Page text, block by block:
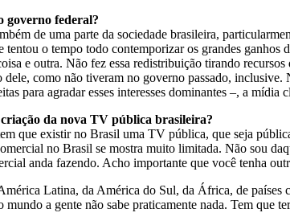
governo federal?
de uma parte da sociedade brasileira,
o tempo todo contemporizar os grandes ganhos
e outra. Não fez essa redistribuição tirando
como não tiveram no governo passado,
para agradar esses interesses dominantes –, a
da nova TV pública brasileira?
que existir no Brasil uma TV pública, que seja
no Brasil se mostra muito limitada. Não sou
anda fazendo. Acho importante que você tenha
Latina, da América do Sul, da África, de
mundo a gente não sabe praticamente nada. Tem